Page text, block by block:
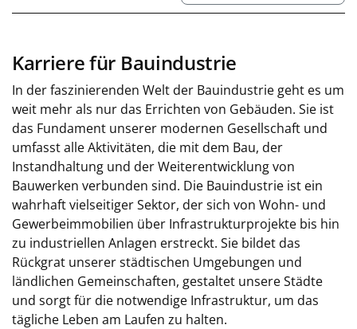
Karriere für Bauindustrie
In der faszinierenden Welt der Bauindustrie geht es um
weit mehr als nur das Errichten von Gebäuden. Sie ist
das Fundament unserer modernen Gesellschaft und
umfasst alle Aktivitäten, die mit dem Bau, der
Instandhaltung und der Weiterentwicklung von
Bauwerken verbunden sind. Die Bauindustrie ist ein
wahrhaft vielseitiger Sektor, der sich von Wohn- und
Gewerbeimmobilien über Infrastrukturprojekte bis hin
zu industriellen Anlagen erstreckt. Sie bildet das
Rückgrat unserer städtischen Umgebungen und
ländlichen Gemeinschaften, gestaltet unsere Städte
und sorgt für die notwendige Infrastruktur, um das
tägliche Leben am Laufen zu halten.